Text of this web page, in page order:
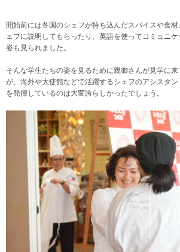
開始前には各国のシェフが持ち込んだスパイスや食
ェフに説明してもらったり、英語を使ってコミュニ
姿も見られました。
そんな学生たちの姿を見るために親御さんが見学に
が、海外や大使館などで活躍するシェフのアシスタ
を発揮しているのは大変誇らしかったでしょう。